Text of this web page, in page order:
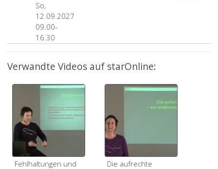
So,
12.09.2027
09.00-
16.30
Verwandte Videos auf starOnline:
Fehlhaltungen und
Die aufrechte